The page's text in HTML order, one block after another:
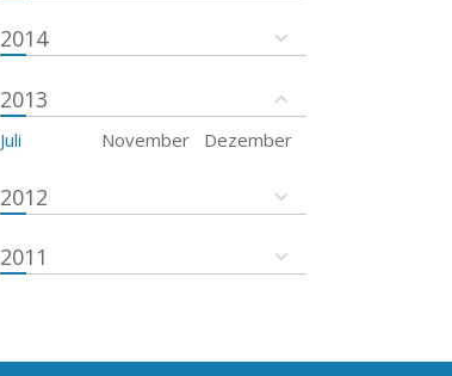
2014
2013
Juli November Dezember
2012
2011